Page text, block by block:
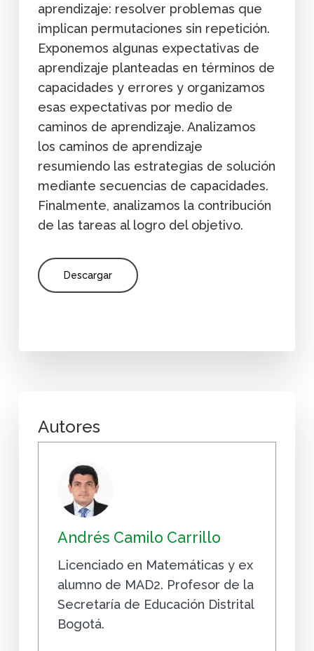
aprendizaje: resolver problemas que
implican permutaciones sin repetición.
Exponemos algunas expectativas de
aprendizaje planteadas en términos de
capacidades y errores y organizamos
esas expectativas por medio de
caminos de aprendizaje. Analizamos
los caminos de aprendizaje
resumiendo las estrategias de solución
mediante secuencias de capacidades.
Finalmente, analizamos la contribución
de las tareas al logro del objetivo.
Descargar
Autores
Andrés Camilo Carrillo
Licenciado en Matemáticas y ex
alumno de MAD2. Profesor de la
Secretaría de Educación Distrital
Bogotá.